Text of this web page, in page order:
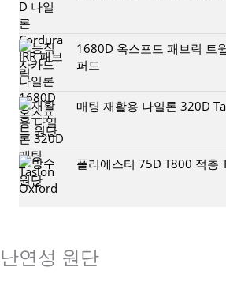
1680D 옥스포드 패브릭 트
퍼드
매팅 재활용 나일론 320D
폴리에스터 75D T800 적층
난연성 원단